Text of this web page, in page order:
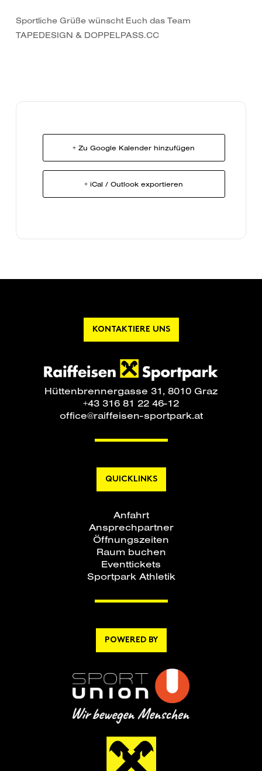
Sportliche Grüße wünscht Euch das Team
TAPEDESIGN & DOPPELPASS.CC
+ Zu Google Kalender hinzufügen
+ iCal / Outlook exportieren
KONTAKTIERE UNS
Hüttenbrennergasse 31, 8010 Graz
+43 316 81 22 46-12
office@raiffeisen-sportpark.at
QUICKLINKS
Anfahrt
Ansprechpartner
Öffnungszeiten
Raum buchen
Eventtickets
Sportpark Athletik
POWERED BY